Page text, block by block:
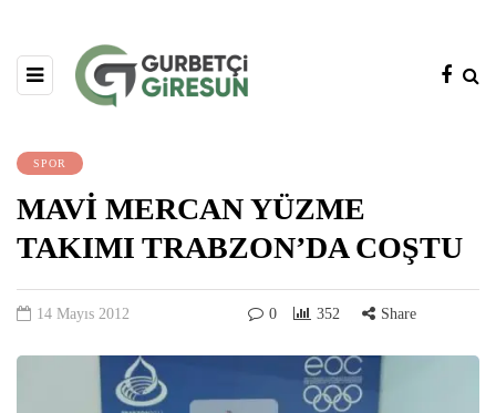
SPOR
MAVİ MERCAN YÜZME
TAKIMI TRABZON’DA COŞTU
14 Mayıs 2012 0 352 Share